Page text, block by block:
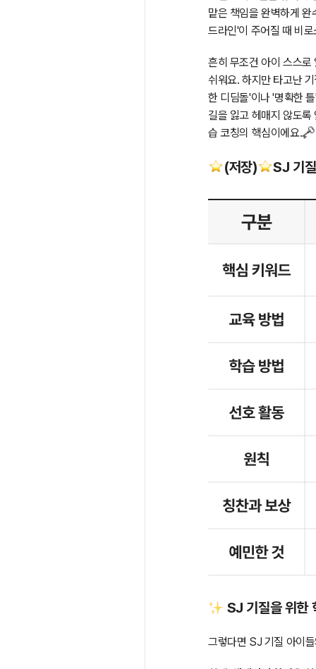
맡은 책임을 완벽하게
드라인'이 주어질 때 비
흔히 무조건 아이 스스
쉬워요. 하지만 타고난
한 디딤돌'이나 '명확한
길을 잃고 헤매지 않도
습 코칭의 핵심이에요.
(저장) SJ 기
SJ 기질을 위한
그렇다면 SJ 기질 아이